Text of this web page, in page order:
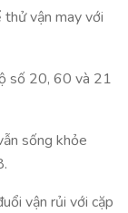
vận may với
số 20, 60 và 21
sống khỏe
vận rủi với cặp